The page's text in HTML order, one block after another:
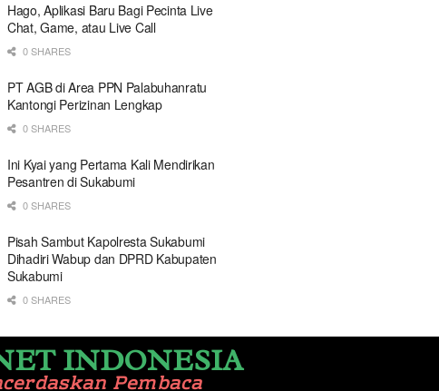
Hago, Aplikasi Baru Bagi Pecinta Live
Chat, Game, atau Live Call
0 SHARES
PT AGB di Area PPN Palabuhanratu
Kantongi Perizinan Lengkap
0 SHARES
Ini Kyai yang Pertama Kali Mendirikan
Pesantren di Sukabumi
0 SHARES
Pisah Sambut Kapolresta Sukabumi
Dihadiri Wabup dan DPRD Kabupaten
Sukabumi
0 SHARES
INDONESIA
Pembaca